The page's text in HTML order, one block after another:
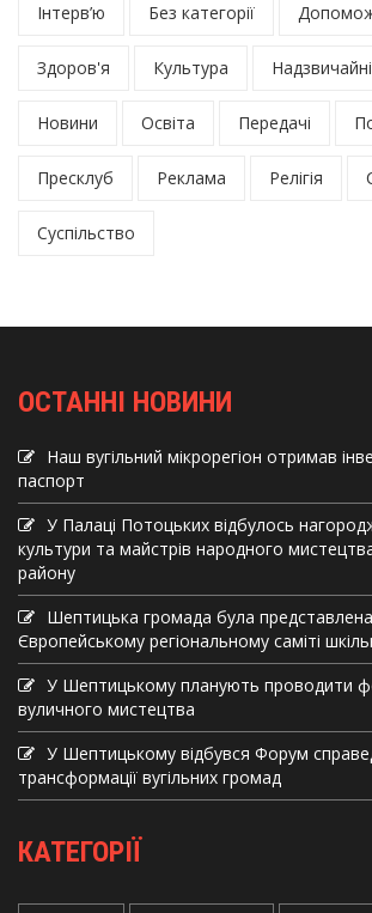
Інтерв’ю Без категорії
Здоров'я Культура
Новини Освіта Передачі
Пресклуб Реклама Релігія
Суспільство
ОСТАННІ НОВИНИ
Наш вугільний мікрорегіон отримав
паспорт
У Палаці Потоцьких відбулось
культури та майстрів народного
району
Шептицька громада була
Європейському регіональному саміті
У Шептицькому планують проводити
вуличного мистецтва
У Шептицькому відбувся Форум
трансформації вугільних громад
КАТЕГОРІЇ